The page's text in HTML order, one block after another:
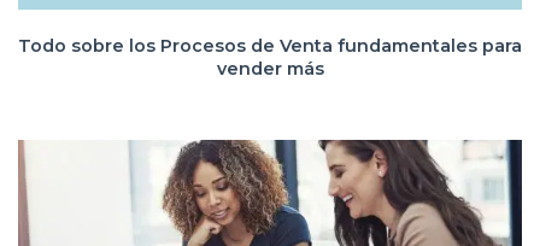
Todo sobre los Procesos de Venta fundamentales para
vender más